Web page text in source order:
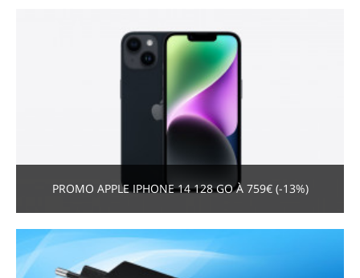
PROMO APPLE IPHONE 14 128 GO À 759€ (-13%)